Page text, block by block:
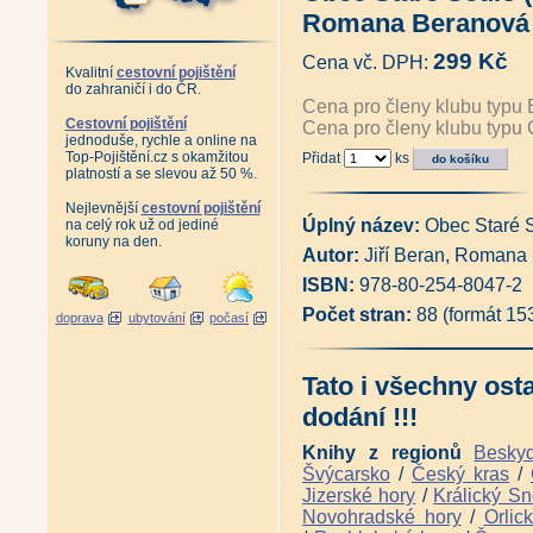
Kvalitní cestovní pojištění
do zahraničí i do ČR.
Cestovní pojištění
jednoduše, rychle a online na
Top-Pojištění.cz s okamžitou
platností a se slevou až 50 %.
Nejlevnější cestovní pojištění
na celý rok už od jediné
koruny na den.
doprava ubytování počasí
Horní města Krušných hor -
České Krušnohoří před
Z historie hornictví v obci
Vzpomínka na závod Libík
Antikvariát - Česko-německý
český slovník názvů měst,
Sada Boží Dar a jeho nejen
Znovuzrození rozhledny na
Jáchymov - Joachimsthal - I.
Jáchymov město stříbra,
Schlikové a dobývání stříbra
Antikvariát - Hornická postila
1617 (pokračovatelé
Antikvariát - 1000 let
Antikvariát - Od Vejprt po
David Becher a Karlovy Vary
Karl Ernstberger (Lubomír
Kapitoly z historie západních
Kapitoly z historie západních
Tajemství západní hranice -
Tajemné stezky - Za
Tajemné stezky - Z hradu na
Tajemné stezky - Hornickou
Romana
Cena vč. DPH: 299 Kč
Cena pro členy klubu typu
Cena pro členy klubu typu
Přidat ks
Úplný název: Obec Staré
Autor: Jiří Beran,
ISBN: 978-80-254-8047-2
Počet stran: 88 (formát
Tato i všechny
dodání !!!
Knihy z regionů
Švýcarsko / Český kras /
Jizerské hory / Králický
Novohradské hory/